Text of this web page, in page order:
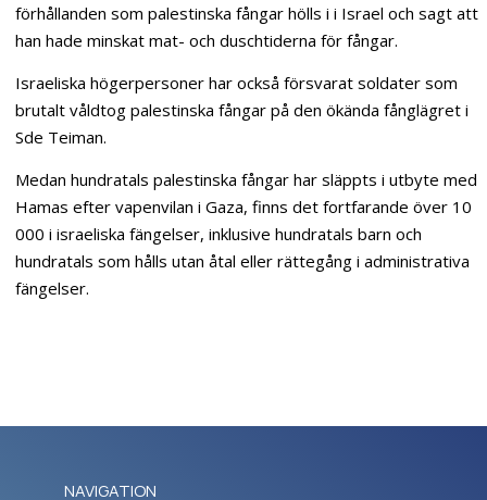
förhållanden som palestinska fångar hölls i i Israel och sagt att
han hade minskat mat- och duschtiderna för fångar.
Israeliska högerpersoner har också försvarat soldater som
brutalt våldtog palestinska fångar på den ökända fånglägret i
Sde Teiman.
Medan hundratals palestinska fångar har släppts i utbyte med
Hamas efter vapenvilan i Gaza, finns det fortfarande över 10
000 i israeliska fängelser, inklusive hundratals barn och
hundratals som hålls utan åtal eller rättegång i administrativa
fängelser.
NAVIGATION